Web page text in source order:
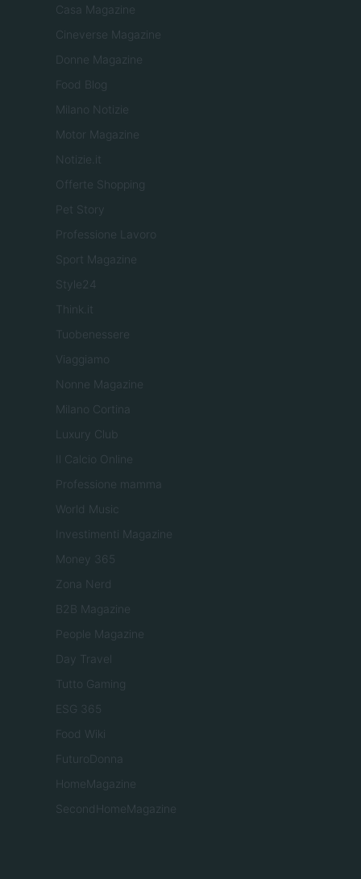
Casa Magazine
Cineverse Magazine
Donne Magazine
Food Blog
Milano Notizie
Motor Magazine
Notizie.it
Offerte Shopping
Pet Story
Professione Lavoro
Sport Magazine
Style24
Think.it
Tuobenessere
Viaggiamo
Nonne Magazine
Milano Cortina
Luxury Club
Il Calcio Online
Professione mamma
World Music
Investimenti Magazine
Money 365
Zona Nerd
B2B Magazine
People Magazine
Day Travel
Tutto Gaming
ESG 365
Food Wiki
FuturoDonna
HomeMagazine
SecondHomeMagazine